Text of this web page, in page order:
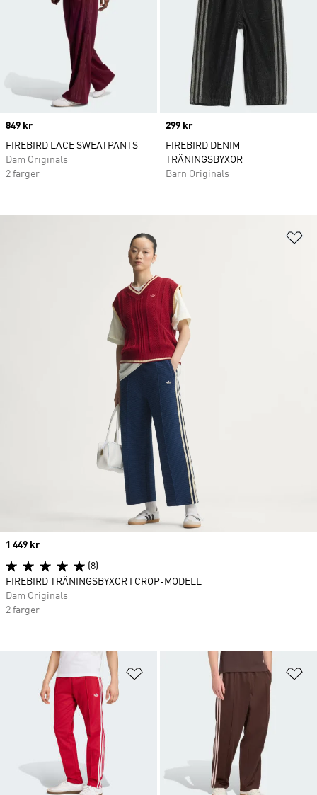
Price
849 kr
FIREBIRD LACE SWEATPANTS
Dam Originals
2 färger
Price
299 kr
FIREBIRD DENIM
TRÄNINGSBYXOR
Barn Originals
Lägg till på önskelistan
Price
1 449 kr
(8)
FIREBIRD TRÄNINGSBYXOR I CROP-MODELL
Dam Originals
2 färger